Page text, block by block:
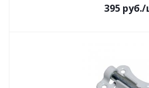
395руб./